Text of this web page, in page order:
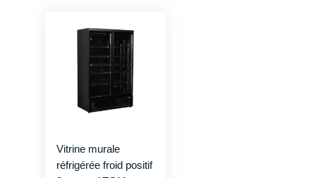
Vitrine murale
réfrigérée froid positif